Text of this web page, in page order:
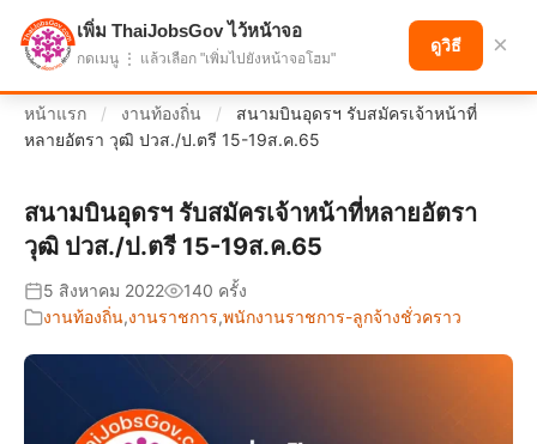
แบ่งปันโอกาส เพื่ออนาคตที่ก้าวหน้า
หน้าแรก / งานท้องถิ่น /
สนามบินอุดรฯ รับสมัครเจ้าหน้าที่
หลายอัตรา วุฒิ ปวส./ป.ตรี 15-19ส.ค.65
สนามบินอุดรฯ รับสมัครเจ้าหน้าที่หลายอัตรา
วุฒิ ปวส./ป.ตรี 15-19ส.ค.65
5 สิงหาคม 2022
140 ครั้ง
งานท้องถิ่น,งานราชการ,พนักงานราชการ-ลูกจ้างชั่วคราว
เพิ่ม ThaiJobsGov ไว้หน้าจอ
กดเมนู ⋮ แล้วเลือก "เพิ่มไปยังหน้าจอโฮม"
ดูวิธี ×